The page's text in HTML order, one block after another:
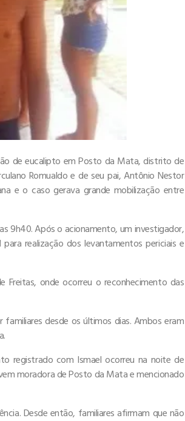
de eucalipto em Posto da Mata, distrito de
Romualdo e de seu pai, Antônio Nestor
e o caso gerava grande mobilização entre
9h40. Após o acionamento, um investigador,
realização dos levantamentos periciais e
onde ocorreu o reconhecimento das
desde os últimos dias. Ambos eram
registrado com Ismael ocorreu na noite de
moradora de Posto da Mata e mencionado
Desde então, familiares afirmam que não